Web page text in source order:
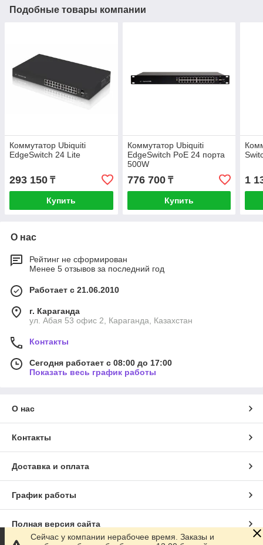
Подобные товары компании
Коммутатор Ubiquiti
EdgeSwitch 24 Lite
293 150 ₸
Купить
Коммутатор Ubiquiti
EdgeSwitch PoE 24 порта
500W
776 700₸
Купить
1
О нас
Рейтинг не сформирован
Менее 5 отзывов за последний год
Работает с 21.06.2010
г. Караганда
ул. Абая 53 офис 2, Караганда, Казахстан
Контакты
Сегодня работает с 08:00 до 17:00
Показать весь график работы
О нас
Контакты
Доставка и оплата
График работы
Полная версия сайта
Сейчас у компании нерабочее время. Заказы и